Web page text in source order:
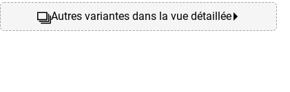
Autres variantes dans la vue détaillée